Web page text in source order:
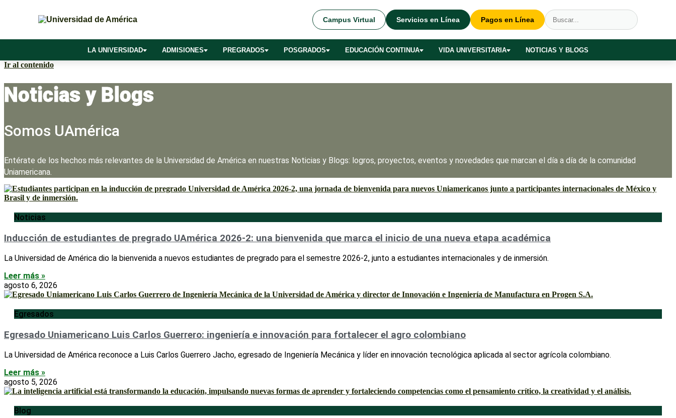
Ir al contenido
Campus Virtual Servicios en Línea Pagos en Línea
LA UNIVERSIDAD ADMISIONES PREGRADOS POSGRADOS EDUCACIÓN CONTINUA VIDA UNIVERSITARIA NOTICIAS Y BLOGS
Noticias y Blogs
Somos UAmérica
Entérate de los hechos más relevantes de la Universidad de América en nuestras Noticias y Blogs: logros, proyectos, eventos y novedades que marcan el día a día de la comunidad
Uniamericana.
Noticias
Inducción de estudiantes de pregrado UAmérica 2026-2: una bienvenida que marca el inicio de una nueva etapa académica
La Universidad de América dio la bienvenida a nuevos estudiantes de pregrado para el semestre 2026-2, junto a estudiantes internacionales y de inmersión.
Leer más »
agosto 6, 2026
Egresados
Egresado Uniamericano Luis Carlos Guerrero: ingeniería e innovación para fortalecer el agro colombiano
La Universidad de América reconoce a Luis Carlos Guerrero Jacho, egresado de Ingeniería Mecánica y líder en innovación tecnológica aplicada al sector agrícola colombiano.
Leer más »
agosto 5, 2026
Blog